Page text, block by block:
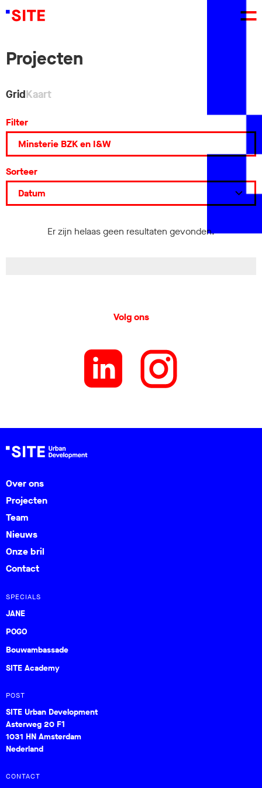
Projecten
GridKaart
Filter
Sorteer
Er zijn helaas geen resultaten gevonden.
Volg ons
Over ons
Projecten
Team
Nieuws
Onze bril
Contact
SPECIALS
JANE
POGO
Bouwambassade
SITE Academy
POST
SITE Urban Development
Asterweg 20 F1
1031 HN Amsterdam
Nederland
CONTACT